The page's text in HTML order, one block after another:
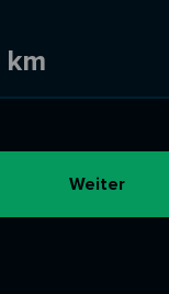
Weiter